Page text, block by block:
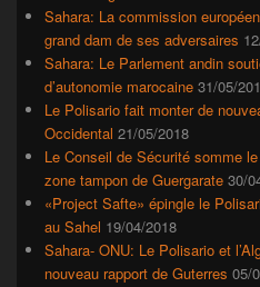
Sahara: La commission
grand dam de ses adversaires
Sahara: Le Parlement andin
d’autonomie marocaine 31/05/
Le Polisario fait monter de
Occidental 21/05/2018
Le Conseil de Sécurité somme
zone tampon de Guergarate 30/
«Project Safte» épingle le
au Sahel 19/04/2018
Sahara- ONU: Le Polisario et
nouveau rapport de Guterres 05/